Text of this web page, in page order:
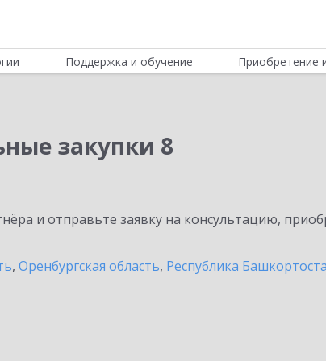
Поддержка и обучение Приобретение
закупки 8
и отправьте заявку на консультацию,
, Оренбургская область, Республика